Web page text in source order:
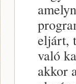
eljárt,
való
akkor